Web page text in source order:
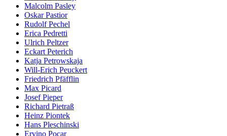
Malcolm Pasley
Oskar Pastior
Rudolf Pechel
Erica Pedretti
Ulrich Peltzer
Eckart Peterich
Katja Petrowskaja
Will-Erich Peuckert
Friedrich Pfäfflin
Max Picard
Josef Pieper
Richard Pietraß
Heinz Piontek
Hans Pleschinski
Ervino Pocar